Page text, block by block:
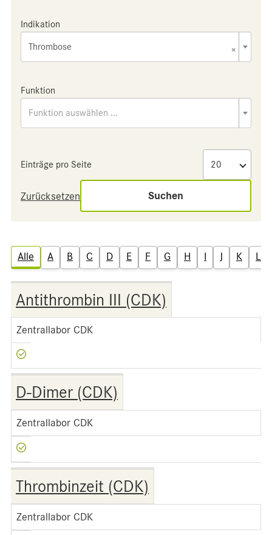
Indikation
×
Thrombose
Funktion
Funktion auswählen ...
Einträge pro Seite
Zurücksetzen Suchen
Alle A B C D E F G H I J K L
Antithrombin III (CDK)
Zentrallabor CDK
D-Dimer (CDK)
Zentrallabor CDK
Thrombinzeit (CDK)
Zentrallabor CDK